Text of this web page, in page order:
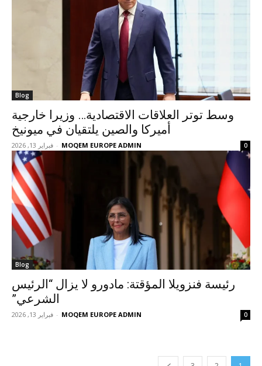
Blog
وسط توتر العلاقات الاقتصادية… وزيرا خارجية
أميركا والصين يلتقيان في ميونيخ
MOQEM EUROPE ADMIN
- فبراير 13, 2026 0
Blog
رئيسة فنزويلا المؤقتة: مادورو لا يزال “الرئيس
الشرعي”
MOQEM EUROPE ADMIN
- فبراير 13, 2026 0